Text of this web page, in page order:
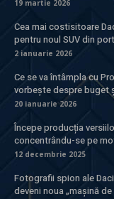
19 martie 2026
Cea mai costisitoare
pentru noul SUV din
2 ianuarie 2026
Ce se va întâmpla cu
vorbește despre buget
20 ianuarie 2026
Începe producția
concentrându-se pe
12 decembrie 2025
Fotografii spion ale
deveni noua „mașină de